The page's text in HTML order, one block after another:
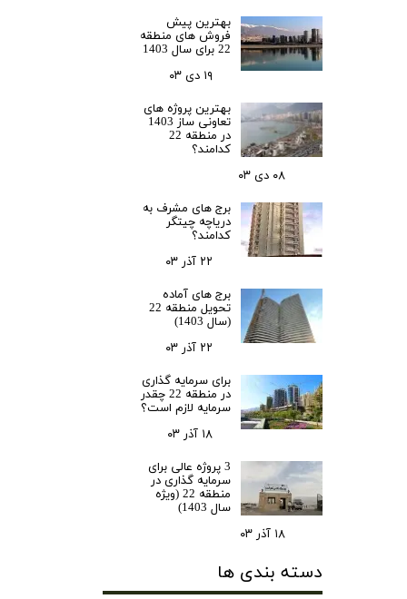
بهترین پیش
فروش های منطقه
22 برای سال 1403
۱۹ دی ۰۳
بهترین پروژه های
تعاونی ساز 1403
در منطقه 22
کدامند؟
۰۸ دی ۰۳
برج های مشرف به
دریاچه چیتگر
کدامند؟
۲۲ آذر ۰۳
برج های آماده
تحویل منطقه 22
(سال 1403)
۲۲ آذر ۰۳
برای سرمایه‌ گذاری
در منطقه 22 چقدر
سرمایه لازم است؟
۱۸ آذر ۰۳
3 پروژه عالی برای
سرمایه گذاری در
منطقه 22 (ویژه
سال 1403)
۱۸ آذر ۰۳
دسته بندی ها